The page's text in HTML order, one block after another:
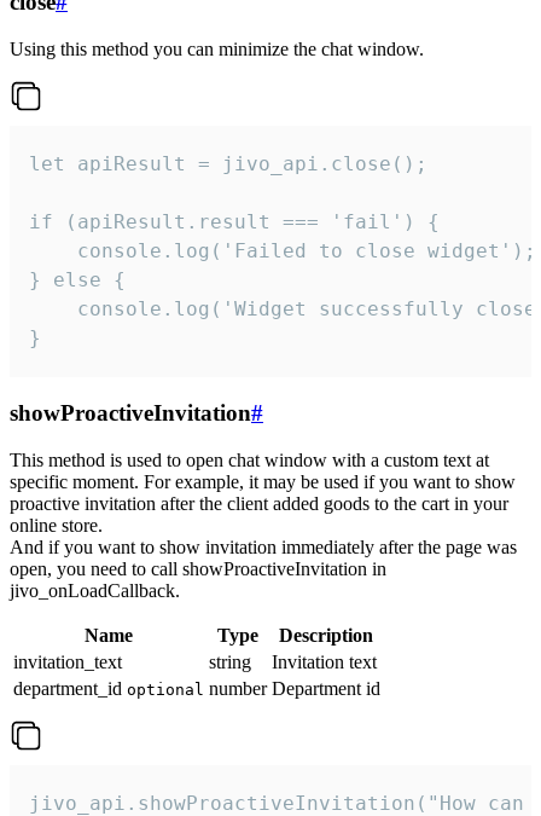
Using this method you can minimize the chat window.
let apiResult = jivo_api.close();
if (apiResult.result === 'fail') {
    console.log('Failed to close widget');
} else {
console.log('Widget successfully
}
showProactiveInvitation#
This method is used to open chat window with a custom text at
specific moment. For example, it may be used if you want to show
proactive invitation after the client added goods to the cart in your
online store.
And if you want to show invitation immediately after the page was
open, you need to call showProactiveInvitation in
jivo_onLoadCallback.
Name Type
Description
invitation_text
string
Invitation text
department_id optional number Department id
jivo_api.showProactiveInvitation("How